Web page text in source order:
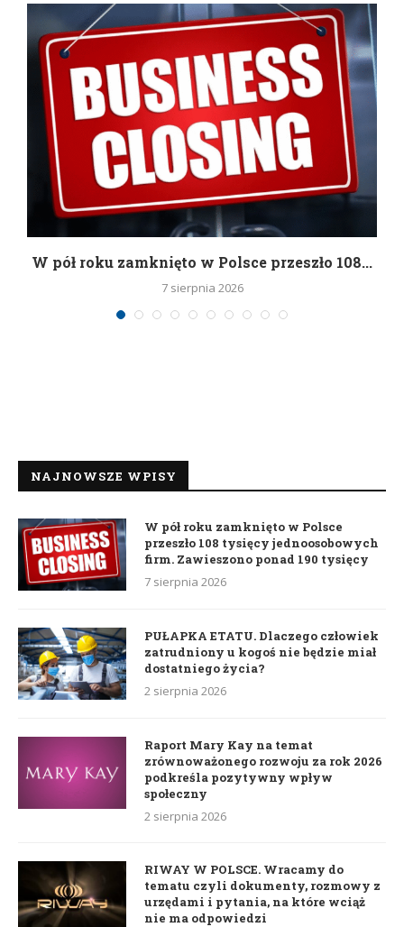
W pół roku zamknięto w Polsce przeszło 108...
7 sierpnia 2026
NAJNOWSZE WPISY
W pół roku zamknięto w Polsce
przeszło 108 tysięcy jednoosobowych
firm. Zawieszono ponad 190 tysięcy
7 sierpnia 2026
PUŁAPKA ETATU. Dlaczego człowiek
zatrudniony u kogoś nie będzie miał
dostatniego życia?
2 sierpnia 2026
Raport Mary Kay na temat
zrównoważonego rozwoju za rok 2026
podkreśla pozytywny wpływ
społeczny
2 sierpnia 2026
RIWAY W POLSCE. Wracamy do
tematu czyli dokumenty, rozmowy z
urzędami i pytania, na które wciąż
nie ma odpowiedzi